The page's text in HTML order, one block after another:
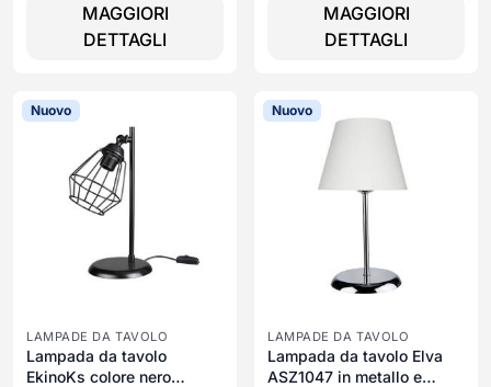
MAGGIORI
DETTAGLI
MAGGIORI
DETTAGLI
Nuovo
LAMPADE DA TAVOLO
Lampada da tavolo
EkinoKs colore nero
Nuovo
LAMPADE DA TAVOLO
Lampada da tavolo Elva
ASZ1047 in metallo e